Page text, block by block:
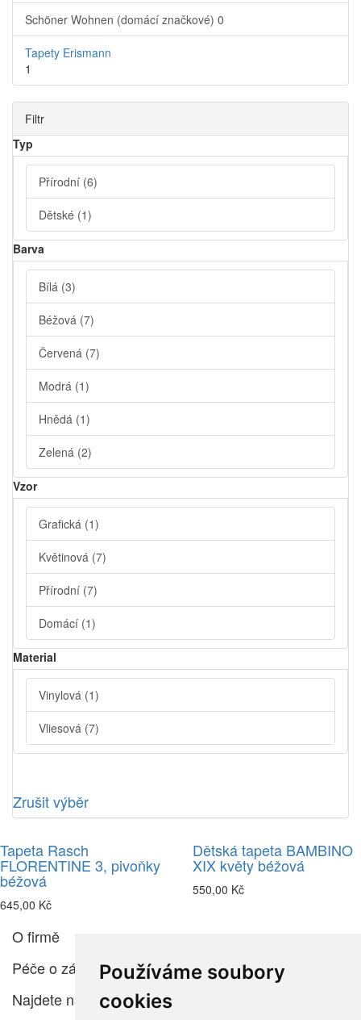
Používáme soubory
cookies
Schöner Wohnen (domácí značkové) 0
Tapety Erismann
1
Filtr
Typ
Přírodní (6)
Dětské (1)
Barva
Bílá (3)
Béžová (7)
Červená (7)
Modrá (1)
Hnědá (1)
Zelená (2)
Vzor
Grafická (1)
Květinová (7)
Přírodní (7)
Domácí (1)
Material
Vinylová (1)
Vliesová (7)
Zrušit výběr
Tapeta Rasch
FLORENTINE 3, pivoňky
béžová
645,00 Kč
Dětská tapeta BAMBINO
XIX květy béžová
550,00 Kč
O firmě
Péče o zákazníka
Najdete nás